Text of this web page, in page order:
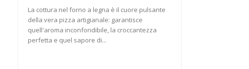
La cottura nel forno a legna è il cuore pulsante
della vera pizza artigianale: garantisce
quell'aroma inconfondibile, la croccantezza
perfetta e quel sapore di...